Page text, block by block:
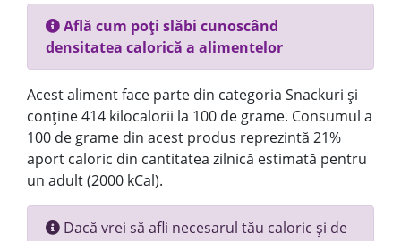
Află cum poți slăbi cunoscând
densitatea calorică a alimentelor
Acest aliment face parte din categoria Snackuri și
conține 414 kilocalorii la 100 de grame. Consumul a
100 de grame din acest produs reprezintă 21%
aport caloric din cantitatea zilnică estimată pentru
un adult (2000 kCal).
Dacă vrei să afli necesarul tău caloric și de